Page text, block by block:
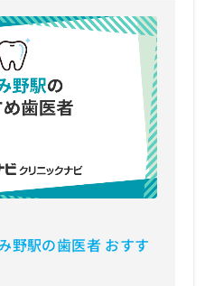
野駅の歯医者 おすす